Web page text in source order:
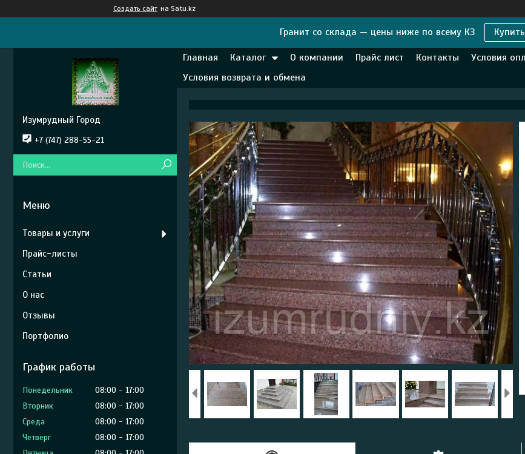
Создать сайт на Satu.kz
Гранит со склада — цены ниже по всему КЗ Купить
Главная Каталог О компании Прайс лист Контакты
Условия
Условия возврата и обмена
Изумрудный Город
+7 (747) 288-55-21
Товары и услуги
Прайс-листы
Статьи
О нас
Отзывы
Портфолио
График работы
Понедельник 08:00
17:00
Вторник
08:00
17:00
Среда
08:00
17:00
Четверг
08:00
17:00